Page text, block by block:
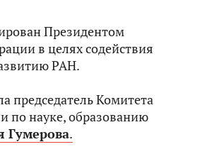
Президентом
в целях содействия
РАН.
председатель Комитета
по науке, образованию
Гумерова.